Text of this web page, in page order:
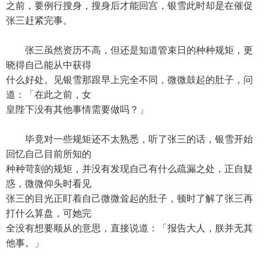
之前，要例行搜身，搜身后才能回宫，银雪此时却是在催促
张三赶紧完事。
张三虽然资历不高，但还是知道管束日的种种规矩，更
晓得自己能从中获得
什么好处。见银雪那跟早上完全不同，微微鼓起的肚子，问
道：「在此之前，女
皇陛下没有其他事情需要做吗？」
毕竟对一些规矩还不太熟悉，听了张三的话，银雪开始
回忆自己目前所知的
种种苛刻的规矩，并没有发现自己有什么疏漏之处，正自疑
惑，微微仰头时看见
张三的目光正盯着自己微微耸起的肚子，顿时了解了张三再
打什么算盘，可她完
全没有想要顺从的意思，直接说道：「报告大人，朕并无其
他事。」